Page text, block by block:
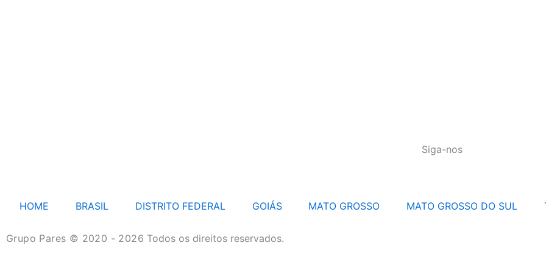
Siga-nos
HOME BRASIL DISTRITO FEDERAL GOIÁS MATO GROSSO MATO GROSSO DO SUL
Grupo Pares © 2020 - 2026 Todos os direitos reservados.